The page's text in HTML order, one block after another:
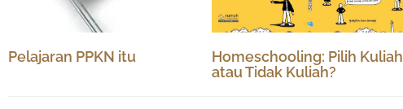
Pelajaran PPKN itu
Homeschooling: Pilih Kuliah
atau Tidak Kuliah?